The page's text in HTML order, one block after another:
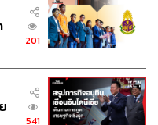
201
541